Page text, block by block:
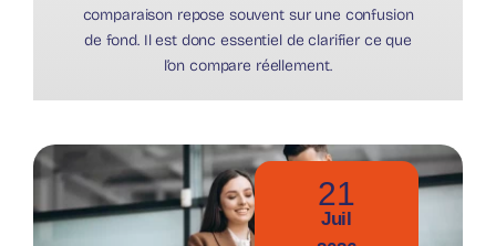
comparaison repose souvent sur une confusion
de fond. Il est donc essentiel de clarifier ce que
l’on compare réellement.
21
Juil